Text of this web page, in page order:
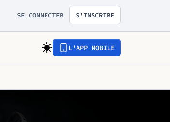
SE CONNECTER S'INSCRIRE
L'APP MOBILE